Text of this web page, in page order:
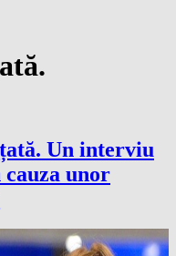
Un interviu
cauza unor